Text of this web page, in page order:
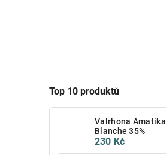
Top 10 produktů
Valrhona Amatika
Blanche 35%
230 Kč